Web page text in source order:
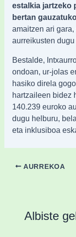
estalkia jartzeko
bertan
amaitzen ari
aurreikusten dugu
Bestalde,
ondoan, ur-jolas
hasiko direla
hartzaileen bidez
140.239 euroko
dugu helburu,
eta inklusiboa
AURREKOA
Albiste